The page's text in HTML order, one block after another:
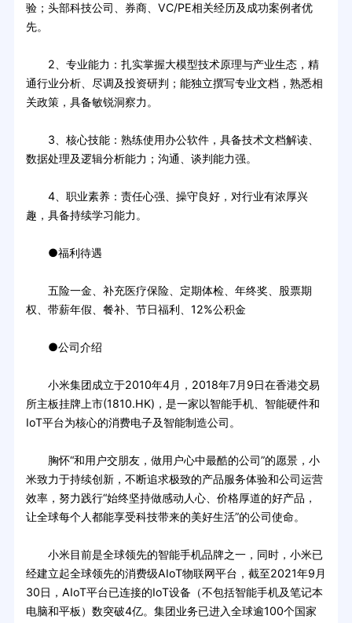
验；头部科技公司、券商、VC/PE相关经历及成功案例者优
先。
2、专业能力：扎实掌握大模型技术原理与产业生态，精
通行业分析、尽调及投资研判；能独立撰写专业文档，熟悉相
关政策，具备敏锐洞察力。
3、核心技能：熟练使用办公软件，具备技术文档解读、
数据处理及逻辑分析能力；沟通、谈判能力强。
4、职业素养：责任心强、操守良好，对行业有浓厚兴
趣，具备持续学习能力。
●福利待遇
五险一金、补充医疗保险、定期体检、年终奖、股票期
权、带薪年假、餐补、节日福利、12%公积金
●公司介绍
小米集团成立于2010年4月，2018年7月9日在香港交易
所主板挂牌上市(1810.HK)，是一家以智能手机、智能硬件和
IoT平台为核心的消费电子及智能制造公司。
胸怀“和用户交朋友，做用户心中最酷的公司”的愿景，小
米致力于持续创新，不断追求极致的产品服务体验和公司运营
效率，努力践行“始终坚持做感动人心、价格厚道的好产品，
让全球每个人都能享受科技带来的美好生活”的公司使命。
小米目前是全球领先的智能手机品牌之一，同时，小米已
经建立起全球领先的消费级AIoT物联网平台，截至2021年9月
30日，AIoT平台已连接的IoT设备（不包括智能手机及笔记本
电脑和平板）数突破4亿。集团业务已进入全球逾100个国家